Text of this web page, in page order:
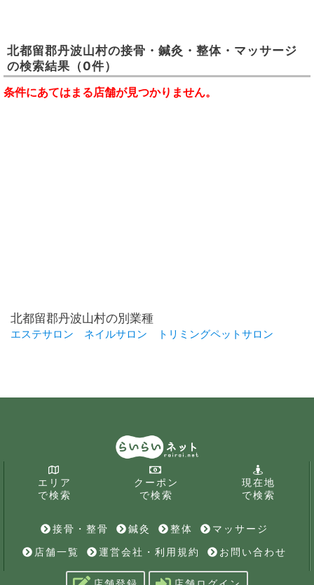
北都留郡丹波山村の接骨・鍼灸・整体・マッサージ
の検索結果 （0件）
条件にあてはまる店舗が見つかりません。
北都留郡丹波山村の別業種
エステサロン ネイルサロン トリミングペットサロン
エリア
で検索
クーポン
で検索
現在地
で検索
接骨・整骨 鍼灸 整体
マッサージ
店舗一覧
運営会社・利用規約 お問い合わせ